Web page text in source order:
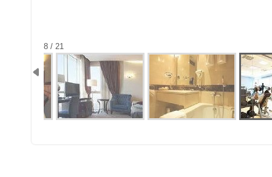
8 / 21